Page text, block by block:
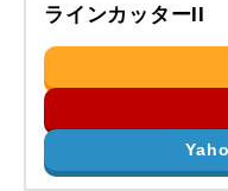
ラインカッターII